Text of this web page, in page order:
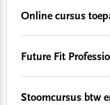
Online cursus
Future Fit
Stoomcursus btw